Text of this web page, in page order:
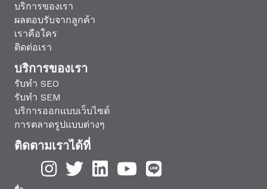
บริการของเรา
ผลตอบรับจากลูกค้า
เราคือใคร
ติดต่อเรา
บริการของเรา
รับทำ SEO
รับทำ SEM
บริการออกแบบเว็บไซต์
การตลาดรูปแบบต่างๆ
ติดตามเราได้ที่